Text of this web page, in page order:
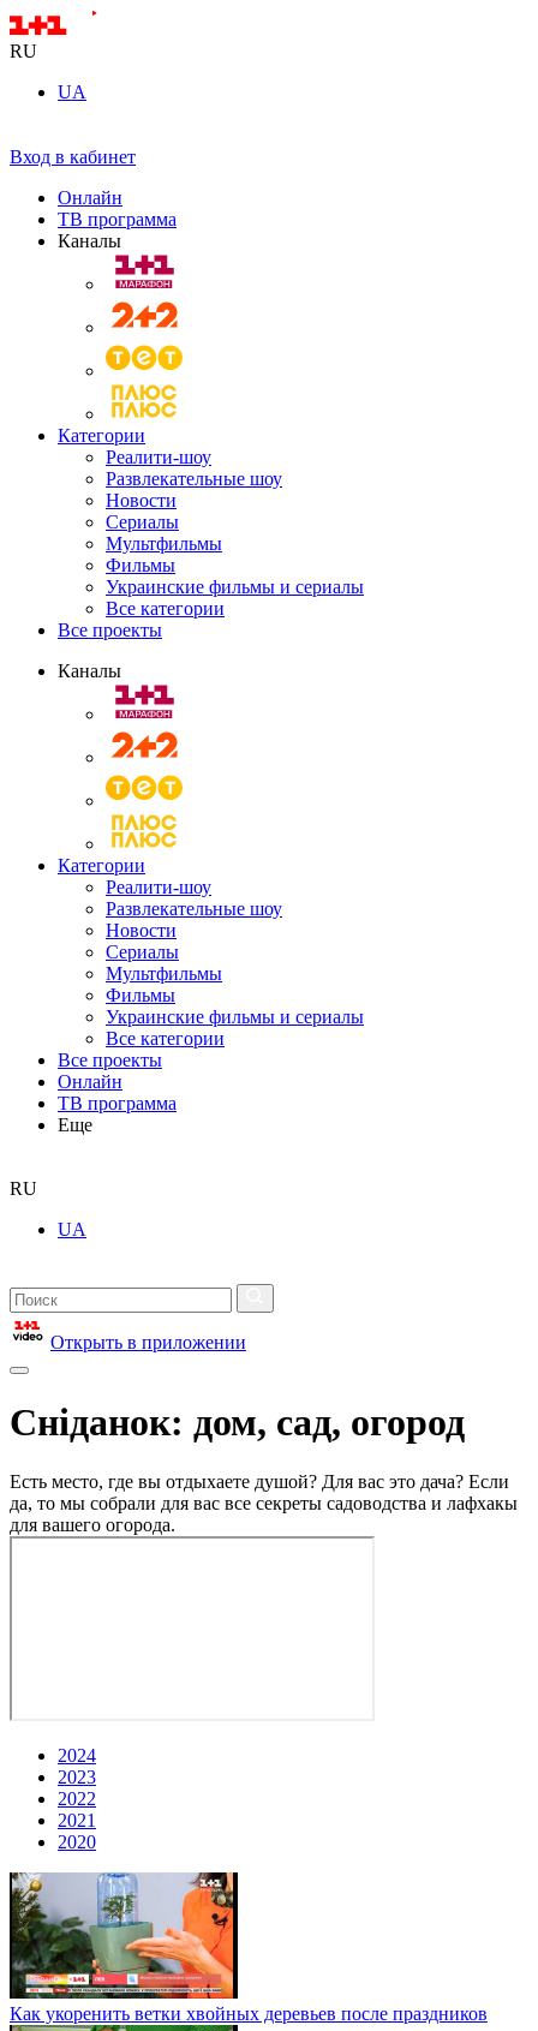
RU
UA
Вход в кабинет
Онлайн
ТВ программа
Каналы
Категории
Реалити-шоу
Развлекательные шоу
Новости
Сериалы
Мультфильмы
Фильмы
Украинские фильмы и сериалы
Все категории
Все проекты
Каналы
Категории
Реалити-шоу
Развлекательные шоу
Новости
Сериалы
Мультфильмы
Фильмы
Украинские фильмы и сериалы
Все категории
Все проекты
Онлайн
ТВ программа
Еще
RU
UA
Открыть в приложении
Сніданок: дом, сад, огород
Есть место, где вы отдыхаете душой? Для вас это дача? Если
да, то мы собрали для вас все секреты садоводства и лафхакы
для вашего огорода.
2024
2023
2022
2021
2020
Как укоренить ветки хвойных деревьев после праздников